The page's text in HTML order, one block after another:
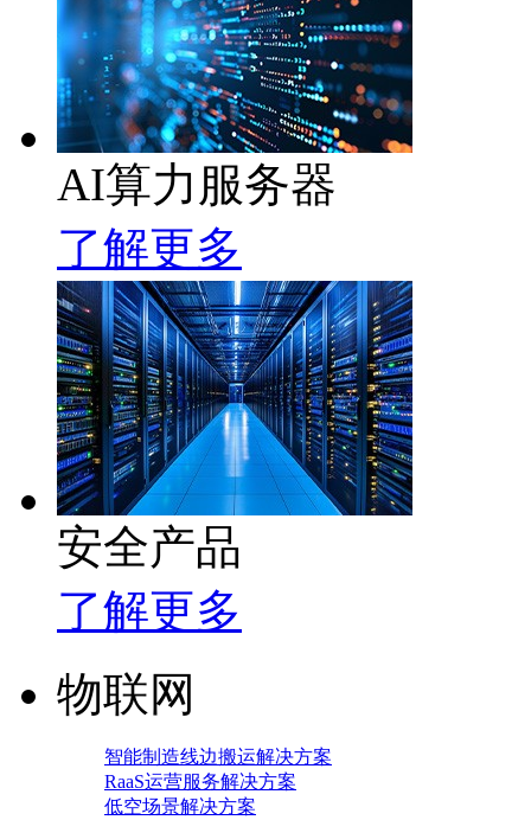
AI算力服务器
了解更多
安全产品
了解更多
物联网
智能制造线边搬运解决方案
RaaS运营服务解决方案
低空场景解决方案